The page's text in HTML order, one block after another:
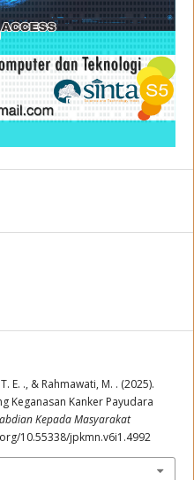
E. ., & Rahmawati, M. . (2025).
Keganasan Kanker Payudara
Kepada Masyarakat
10.55338/jpkmn.v6i1.4992